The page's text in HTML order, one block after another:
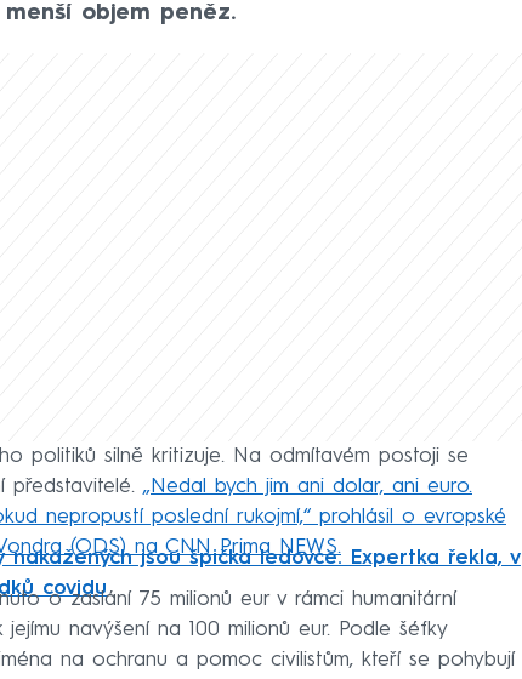
objem peněz.
politiků silně kritizuje. Na odmítavém postoji se
představitelé. „Nedal bych jim ani dolar, ani euro.
nepropustí poslední rukojmí,“ prohlásil o evropské
(ODS) na CNN Prima NEWS.
nakažených jsou špička ledovce. Expertka řekla, v
covidu
o zaslání 75 milionů eur v rámci humanitární
navýšení na 100 milionů eur. Podle šéfky
na ochranu a pomoc civilistům, kteří se pohybují